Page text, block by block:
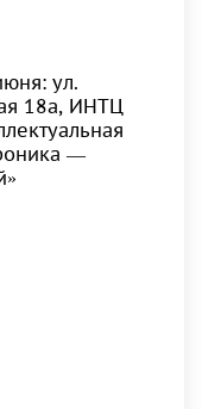
ул.
18а, ИНТЦ
—